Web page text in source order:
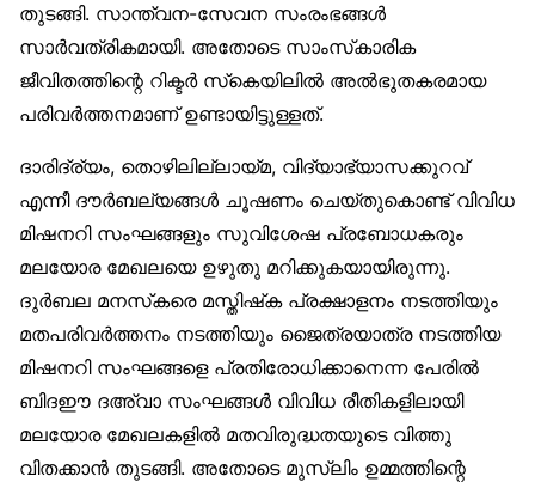
തുടങ്ങി. സാന്ത്വന-സേവന സംരംഭങ്ങൾ
സാർവത്രികമായി. അതോടെ സാംസ്‌കാരിക
ജീവിതത്തിന്റെ റിക്ടർ സ്‌കെയിലിൽ അൽഭുതകരമായ
പരിവർത്തനമാണ് ഉണ്ടായിട്ടുള്ളത്.
ദാരിദ്ര്യം, തൊഴിലില്ലായ്മ, വിദ്യാഭ്യാസക്കുറവ്
എന്നീ ദൗർബല്യങ്ങൾ ചൂഷണം ചെയ്തുകൊണ്ട് വിവിധ
മിഷനറി സംഘങ്ങളും സുവിശേഷ പ്രബോധകരും
മലയോര മേഖലയെ ഉഴുതു മറിക്കുകയായിരുന്നു.
ദുർബല മനസ്‌കരെ മസ്തിഷ്‌ക പ്രക്ഷാളനം നടത്തിയും
മതപരിവർത്തനം നടത്തിയും ജൈത്രയാത്ര നടത്തിയ
മിഷനറി സംഘങ്ങളെ പ്രതിരോധിക്കാനെന്ന പേരിൽ
ബിദഈ ദഅ്‌വാ സംഘങ്ങൾ വിവിധ രീതികളിലായി
മലയോര മേഖലകളിൽ മതവിരുദ്ധതയുടെ വിത്തു
വിതക്കാൻ തുടങ്ങി. അതോടെ മുസ്‌ലിം ഉമ്മത്തിന്റെ